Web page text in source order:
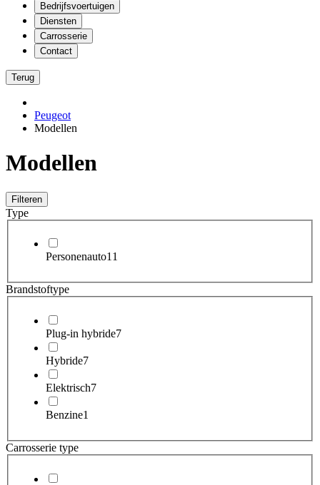
Bedrijfsvoertuigen
Diensten
Carrosserie
Contact
Terug
Peugeot
Modellen
Modellen
Filteren
Type
Personenauto11
Brandstoftype
Plug-in hybride7
Hybride7
Elektrisch7
Benzine1
Carrosserie type